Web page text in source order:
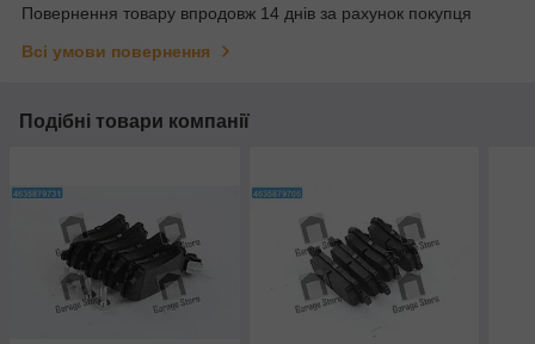
Повернення товару впродовж 14 днів за рахунок покупця
Всі умови повернення
Подібні товари компанії